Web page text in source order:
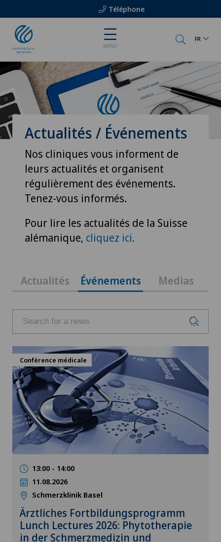
Téléphone
MENU
FR
Actualités / Événements
Nos cliniques vous informent de
leurs actualités et organisent
régulièrement des événements.
Tenez-vous informés.
Pour lire les actualités de la Suisse
alémanique, cliquez ici.
Actualités Événements Medias
Conférence médicale
13:00 - 14:00
11.08.2026
Schmerzklinik Basel
Ärztliches Fortbildungsprogramm
Lunch Lectures 2026: Phytotherapie
in der Schmerzmedizin und